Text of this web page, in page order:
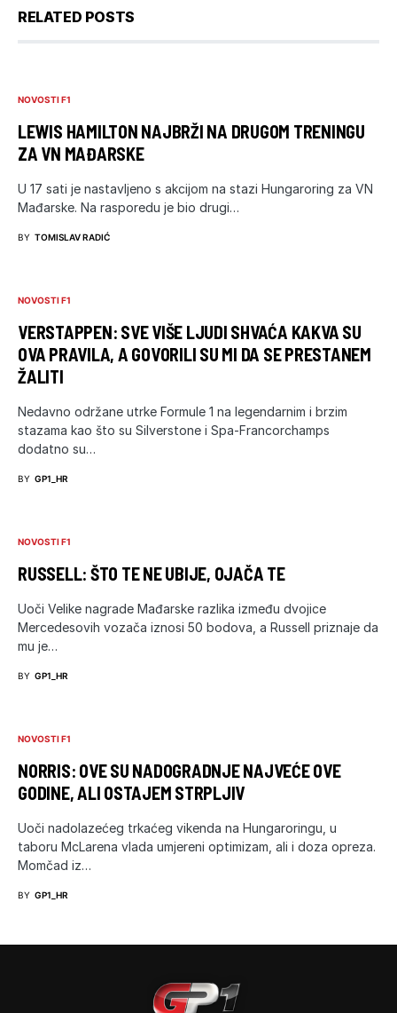
RELATED POSTS
NOVOSTI F1
LEWIS HAMILTON NAJBRŽI NA DRUGOM TRENINGU
ZA VN MAĐARSKE
U 17 sati je nastavljeno s akcijom na stazi Hungaroring za VN
Mađarske. Na rasporedu je bio drugi…
BY TOMISLAV RADIĆ
NOVOSTI F1
VERSTAPPEN: SVE VIŠE LJUDI SHVAĆA KAKVA SU
OVA PRAVILA, A GOVORILI SU MI DA SE PRESTANEM
ŽALITI
Nedavno održane utrke Formule 1 na legendarnim i brzim
stazama kao što su Silverstone i Spa-Francorchamps
dodatno su…
BY GP1_HR
NOVOSTI F1
RUSSELL: ŠTO TE NE UBIJE, OJAČA TE
Uoči Velike nagrade Mađarske razlika između dvojice
Mercedesovih vozača iznosi 50 bodova, a Russell priznaje da
mu je…
BY GP1_HR
NOVOSTI F1
NORRIS: OVE SU NADOGRADNJE NAJVEĆE OVE
GODINE, ALI OSTAJEM STRPLJIV
Uoči nadolazećeg trkaćeg vikenda na Hungaroringu, u
taboru McLarena vlada umjereni optimizam, ali i doza opreza.
Momčad iz…
BY GP1_HR